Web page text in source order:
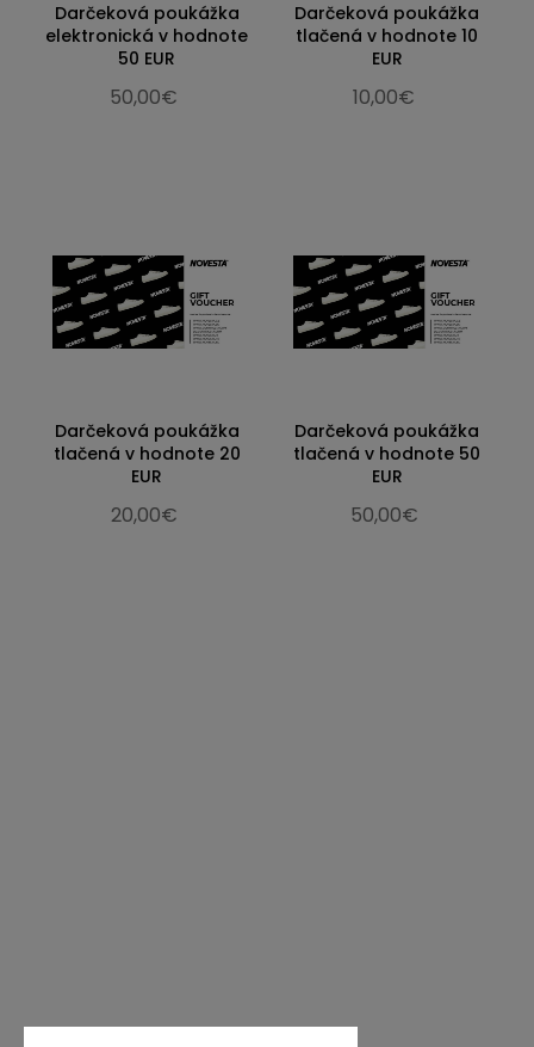
Darčeková poukážka
elektronická v hodnote
50 EUR
50,00€
Darčeková poukážka
tlačená v hodnote 10
EUR
10,00€
Darčeková poukážka
tlačená v hodnote 20
EUR
20,00€
Darčeková poukážka
tlačená v hodnote 50
EUR
50,00€